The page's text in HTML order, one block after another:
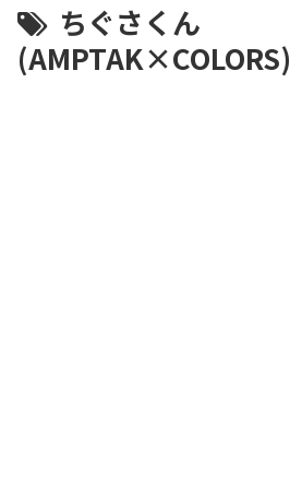
ちぐさくん
(AMPTAK×COLORS)